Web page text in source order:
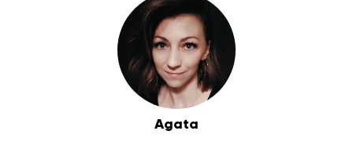
Agata